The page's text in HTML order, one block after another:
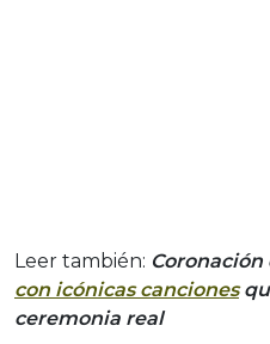
Leer también: Coronación
con icónicas canciones
ceremonia real